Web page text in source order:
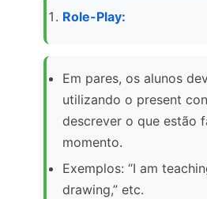
Role-Play:
Em pares, os alunos
utilizando o present
descrever o que estão
momento.
Exemplos: “I am
drawing,” etc.